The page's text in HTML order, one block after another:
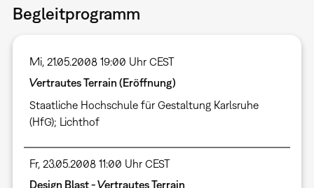
Begleitprogramm
Mi, 21.05.2008 19:00 Uhr CEST
Vertrautes Terrain (Eröffnung)
Staatliche Hochschule für Gestaltung Karlsruhe
(HfG); Lichthof
Fr, 23.05.2008 11:00 Uhr CEST
Design Blast - Vertrautes Terrain